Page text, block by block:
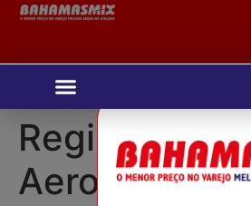
Região:
Aeroporto